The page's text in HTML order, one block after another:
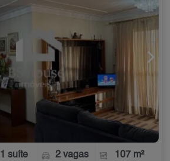
1 suíte 2 vagas 107 m²